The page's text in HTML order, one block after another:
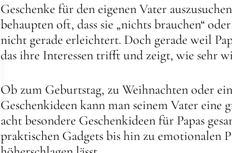
Geschenke für den eigenen Vater
behaupten oft, dass sie „nichts brauchen“
nicht gerade erleichtert. Doch gerade weil
das ihre Interessen trifft und zeigt, wie sehr
Ob zum Geburtstag, zu Weihnachten oder
Geschenkideen kann man seinem Vater
acht besondere Geschenkideen für Papas
praktischen Gadgets bis hin zu emotionalen